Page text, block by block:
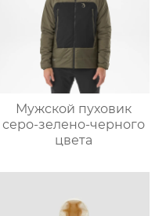
Мужской пуховик
серо-зелено-черного
цвета